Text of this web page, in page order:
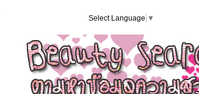
Select Language ▼